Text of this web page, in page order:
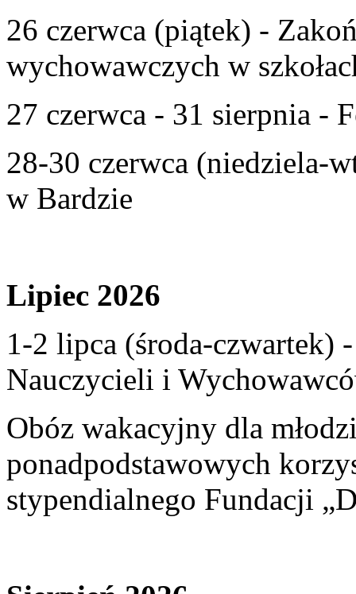
26 czerwca (piątek) -
wychowawczych w
27 czerwca - 31 sierpnia -
28-30 czerwca (niedziela-
w Bardzie
Lipiec 2026
1-2 lipca (środa-czwartek)
Nauczycieli i
Obóz wakacyjny dla
ponadpodstawowych
stypendialnego Fundacji